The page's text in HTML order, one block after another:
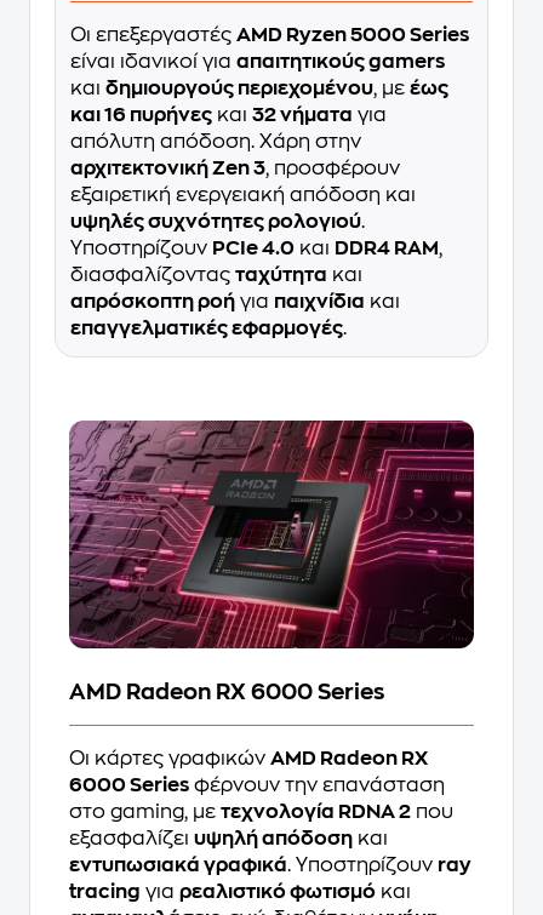
Οι επεξεργαστές AMD Ryzen 5000 Series
είναι ιδανικοί για απαιτητικούς gamers
και δημιουργούς περιεχομένου, με έως
και 16 πυρήνες και 32 νήματα για
απόλυτη απόδοση. Χάρη στην
αρχιτεκτονική Zen 3, προσφέρουν
εξαιρετική ενεργειακή απόδοση και
υψηλές συχνότητες ρολογιού.
Υποστηρίζουν PCIe 4.0 και DDR4 RAM,
διασφαλίζοντας ταχύτητα και
απρόσκοπτη ροή για παιχνίδια και
επαγγελματικές εφαρμογές.
AMD Radeon RX 6000 Series
Οι κάρτες γραφικών AMD Radeon RX
6000 Series φέρνουν την επανάσταση
στο gaming, με τεχνολογία RDNA 2 που
εξασφαλίζει υψηλή απόδοση και
εντυπωσιακά γραφικά. Υποστηρίζουν ray
tracing για ρεαλιστικό φωτισμό και